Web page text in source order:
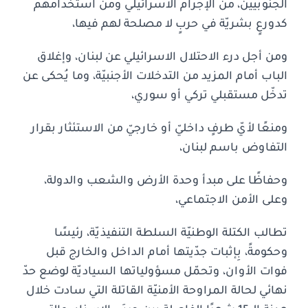
الجنوبيّين، من الإجرام الاسرائيلي ومن استخدامهم
كدورعٍ بشريّة في حربٍ لا مصلحة لهم فيها،
‏ومن أجل درء الاحتلال الاسرائيلي عن لبنان، وإغلاق
الباب أمام المزيد من التدخلات الأجنبيّة، وما يُحكى عن
تدخّل مستقبلي تركي أو سوري،
‏ومنعًا لأيّ طرفٍ داخليّ أو خارجيّ من الاستئثار بقرار
التفاوض باسم لبنان،
‏وحفاظًا على مبدأ وحدة الأرض والشعب والدولة،
وعلى الأمن الاجتماعي،
‏تطالب الكتلة الوطنيّة السلطة التنفيذيّة، رئيسًا
وحكومةً، بِإثبات جدّيتها أمام الداخل والخارج قبل
فوات الأوان، وتحمّل مسؤولياتها السياديّة لوضع حدّ
نهائي لحالة المراوحة الأمنيّة القاتلة التي سادت خلال